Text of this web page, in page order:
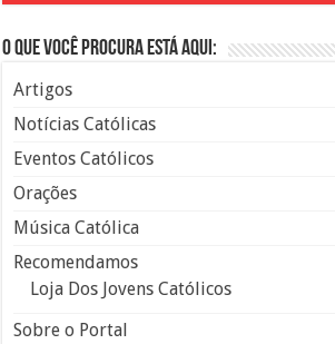
O que você procura está aqui:
Artigos
Notícias Católicas
Eventos Católicos
Orações
Música Católica
Recomendamos
Loja Dos Jovens Católicos
Sobre o Portal